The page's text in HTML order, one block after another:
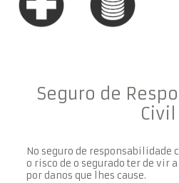
Seguro de
Civil
No seguro de responsabilidade
o risco de o segurado ter de vir
por danos que lhes cause.